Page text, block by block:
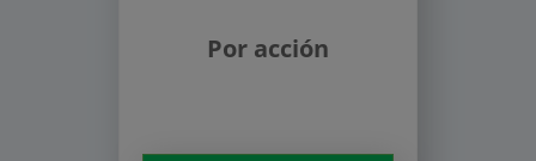
Por acción